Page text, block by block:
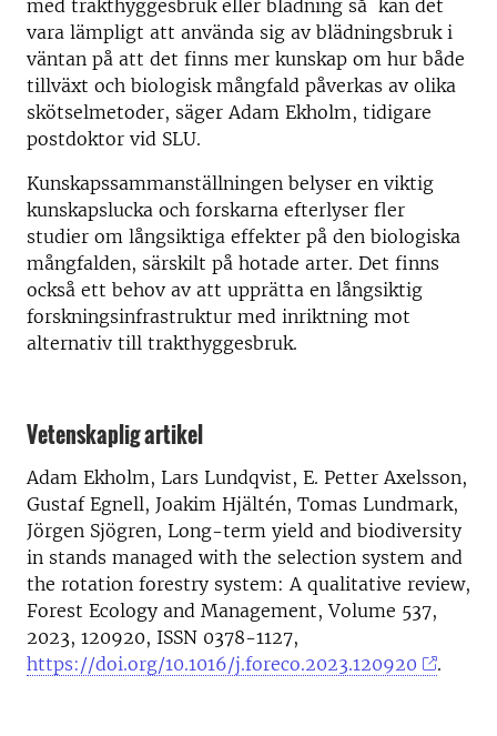
med trakthyggesbruk eller blädning så kan det
vara lämpligt att använda sig av blädningsbruk i
väntan på att det finns mer kunskap om hur både
tillväxt och biologisk mångfald påverkas av olika
skötselmetoder, säger Adam Ekholm, tidigare
postdoktor vid SLU.
Kunskapssammanställningen belyser en viktig
kunskapslucka och forskarna efterlyser fler
studier om långsiktiga effekter på den biologiska
mångfalden, särskilt på hotade arter. Det finns
också ett behov av att upprätta en långsiktig
forskningsinfrastruktur med inriktning mot
alternativ till trakthyggesbruk.
Vetenskaplig artikel
Adam Ekholm, Lars Lundqvist, E. Petter Axelsson,
Gustaf Egnell, Joakim Hjältén, Tomas Lundmark,
Jörgen Sjögren, Long-term yield and biodiversity
in stands managed with the selection system and
the rotation forestry system: A qualitative review,
Forest Ecology and Management, Volume 537,
2023, 120920, ISSN 0378-1127,
https://doi.org/10.1016/j.foreco.2023.120920
.